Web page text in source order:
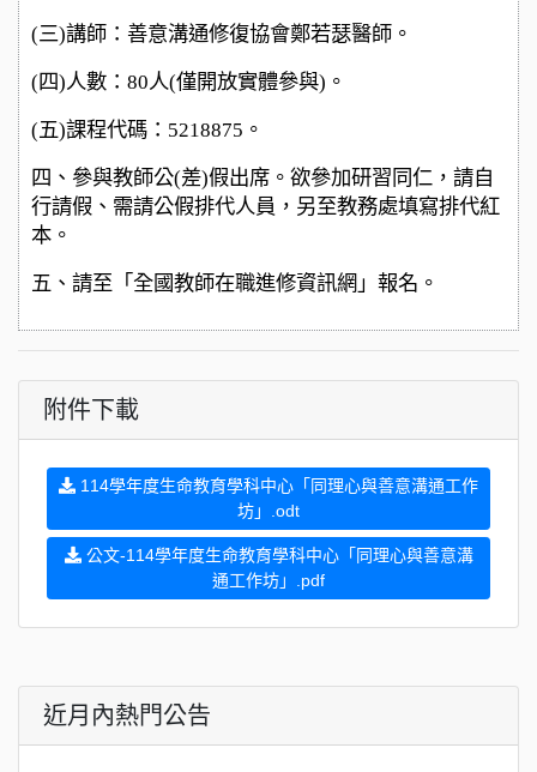
(三)講師：善意溝通修復協會鄭若瑟醫師。
(四)人數：80人(僅開放實體參與)。
(五)課程代碼：5218875。
四、參與教師公(差)假出席。欲參加研習同仁，請自
行請假、需請公假排代人員，另至教務處填寫排代紅
本。
五、請至「全國教師在職進修資訊網」報名。
附件下載
114學年度生命教育學科中心「同理心與善意溝通工作
坊」.odt
公文-114學年度生命教育學科中心「同理心與善意溝
通工作坊」.pdf
近月內熱門公告